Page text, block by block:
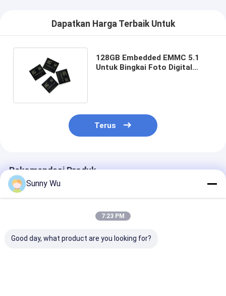
Dapatkan Harga Terbaik Untuk
128GB Embedded EMMC 5.1
Untuk Bingkai Foto Digital
Terus
Rekomendasi Produk
Sunny Wu
7:23 PM
Good day, what product are you looking for?